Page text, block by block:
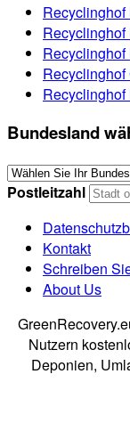
Recyclinghof
Recyclinghof
Recyclinghof
Bundesland
Postleitzahl
Kontakt
Schreiben
About Us
Nutzern
Deponien,